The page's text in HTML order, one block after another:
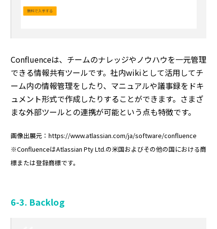
Confluenceは、チームのナレッジやノウハウを一元管理
できる情報共有ツールです。社内wikiとして活用してチ
ーム内の情報管理をしたり、マニュアルや議事録をドキ
ュメント形式で作成したりすることができます。さまざ
まな外部ツールとの連携が可能という点も特徴です。
画像出展元：https://www.atlassian.com/ja/software/confluence
※ConfluenceはAtlassian Pty Ltd.の米国およびその他の国における商
標または登録商標です。
6-3. Backlog